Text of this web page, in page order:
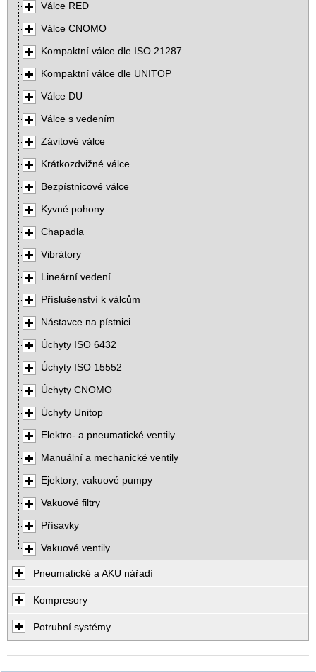
Válce RED
Válce CNOMO
Kompaktní válce dle ISO 21287
Kompaktní válce dle UNITOP
Válce DU
Válce s vedením
Závitové válce
Krátkozdvižné válce
Bezpístnicové válce
Kyvné pohony
Chapadla
Vibrátory
Lineární vedení
Příslušenství k válcům
Nástavce na pístnici
Úchyty ISO 6432
Úchyty ISO 15552
Úchyty CNOMO
Úchyty Unitop
Elektro- a pneumatické ventily
Manuální a mechanické ventily
Ejektory, vakuové pumpy
Vakuové filtry
Přísavky
Vakuové ventily
Pneumatické a AKU nářadí
Kompresory
Potrubní systémy